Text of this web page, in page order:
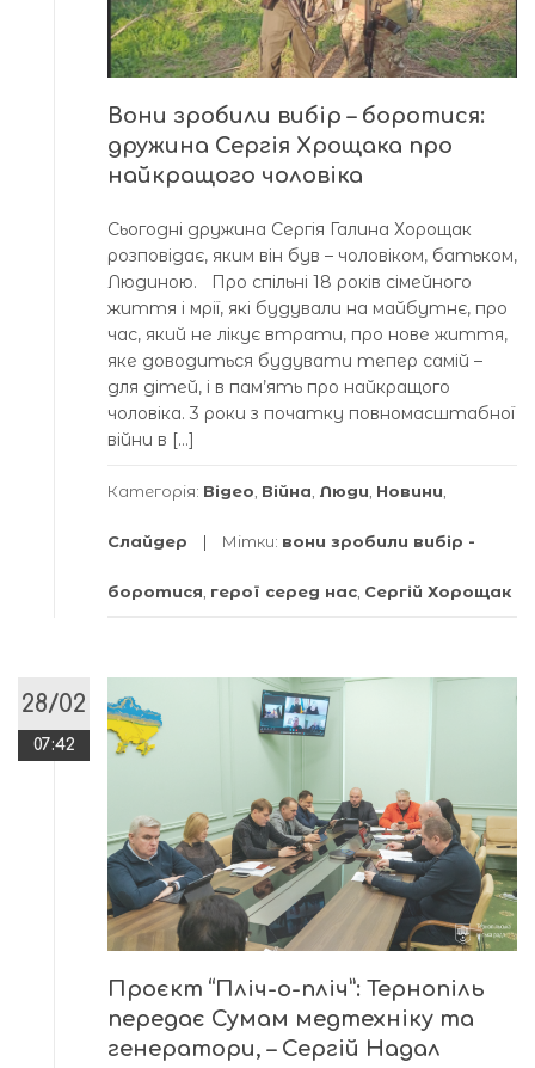
Вони зробили вибір – боротися:
дружина Сергія Хрощака про
найкращого чоловіка
Сьогодні дружина Сергія Галина Хорощак
розповідає, яким він був – чоловіком, батьком,
Людиною. Про спільні 18 років сімейного
життя і мрії, які будували на майбутнє, про
час, який не лікує втрати, про нове життя,
яке доводиться будувати тепер самій –
для дітей, і в пам’ять про найкращого
чоловіка. 3 роки з початку повномасштабної
війни в […]
Категорія: Відео, Війна, Люди, Новини,
Слайдер Мітки: вони зробили вибір -
боротися, герої серед нас, Сергій Хорощак
28/02
07:42
Проєкт “Пліч-о-пліч”: Тернопіль
передає Сумам медтехніку та
генератори, – Сергій Надал